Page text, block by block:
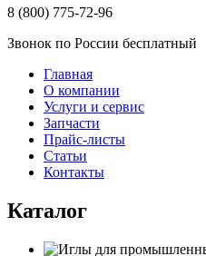
8 (800) 775-72-96
Звонок по России бесплатный
Главная
О компании
Услуги и сервис
Запчасти
Прайс-листы
Статьи
Контакты
Каталог